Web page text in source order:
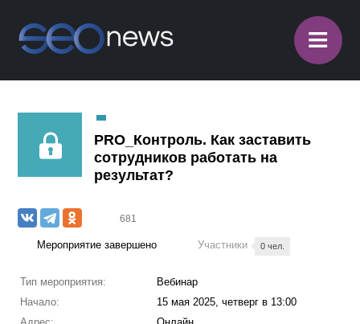
≡
PRO_Контроль. Как заставить
сотрудников работать на
результат?
681
Мероприятие завершено Участники 0 чел.
Тип мероприятия:
Вебинар
Начало:
15 мая 2025, четверг в 13:00